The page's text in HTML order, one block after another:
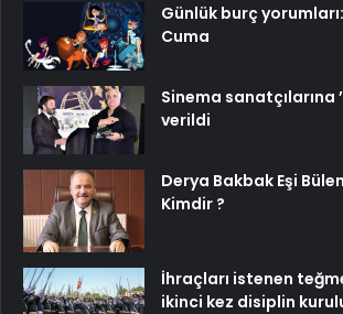
Günlük burç
Cuma
Sinema sanatçılarına
verildi
Derya Bakbak Eşi
Kimdir ?
İhraçları istenen
ikinci kez disiplin